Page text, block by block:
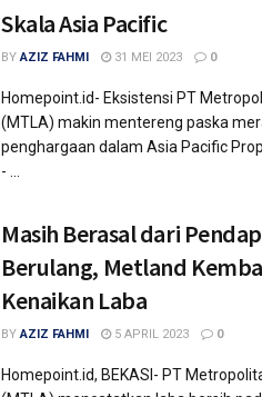
Skala Asia Pacific
BY AZIZ FAHMI 31 MEI 2023 0
Homepoint.id- Eksistensi PT
(MTLA) makin mentereng paska
penghargaan dalam Asia Pacific
- ...
Masih Berasal dari
Berulang, Metland
Kenaikan Laba
BY AZIZ FAHMI 5 APRIL 2023 0
Homepoint.id, BEKASI- PT